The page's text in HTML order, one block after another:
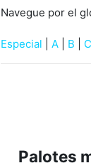
Navegue por el
Especial A B C
Palotes